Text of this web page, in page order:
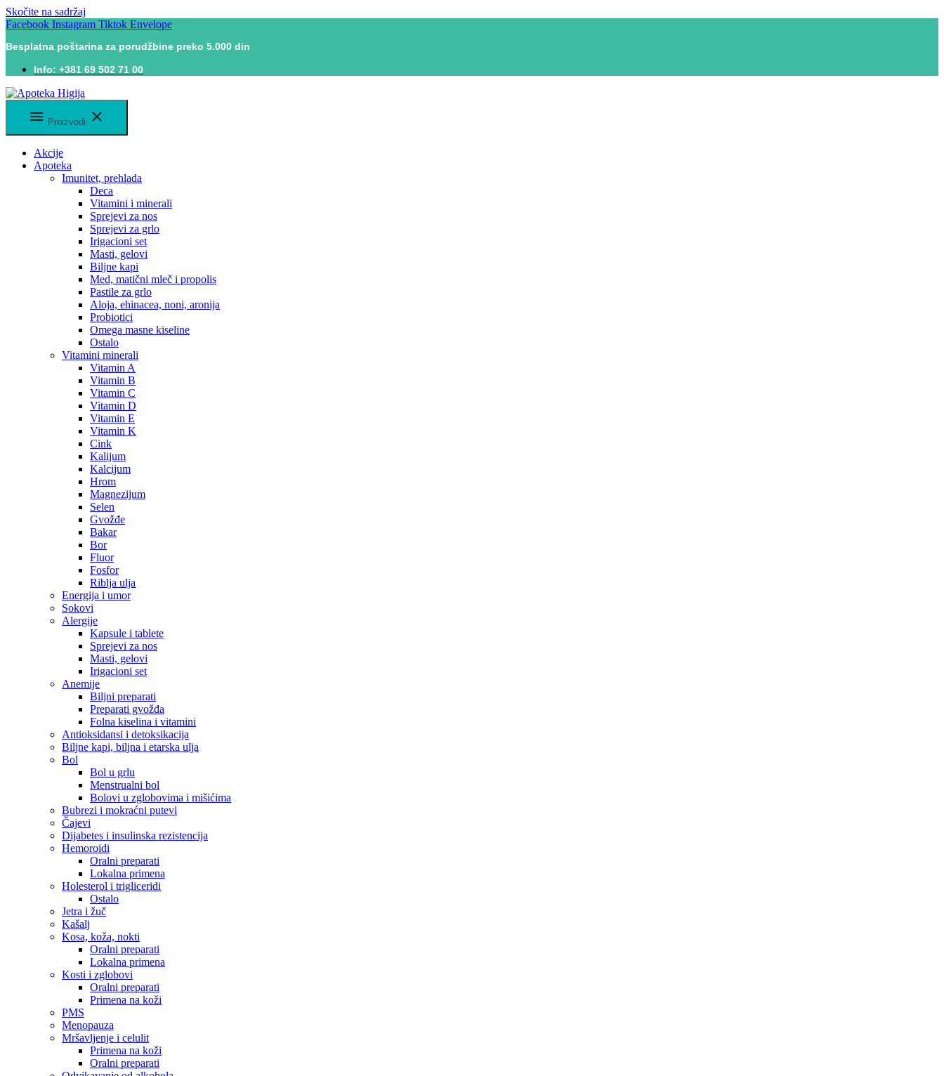
Skočite na sadržaj
Facebook Instagram Tiktok Envelope
Besplatna poštarina za porudžbine preko 5.000 din
Info: +381 69 502 71 00
Proizvodi
Akcije
Apoteka
Imunitet, prehlada
Deca
Vitamini i minerali
Sprejevi za nos
Sprejevi za grlo
Irigacioni set
Masti, gelovi
Biljne kapi
Med, matični mleč i propolis
Pastile za grlo
Aloja, ehinacea, noni, aronija
Probiotici
Omega masne kiseline
Ostalo
Vitamini minerali
Vitamin A
Vitamin B
Vitamin C
Vitamin D
Vitamin E
Vitamin K
Cink
Kalijum
Kalcijum
Hrom
Magnezijum
Selen
Gvožđe
Bakar
Bor
Fluor
Fosfor
Riblja ulja
Energija i umor
Sokovi
Alergije
Kapsule i tablete
Sprejevi za nos
Masti, gelovi
Irigacioni set
Anemije
Biljni preparati
Preparati gvožđa
Folna kiselina i vitamini
Antioksidansi i detoksikacija
Biljne kapi, biljna i etarska ulja
Bol
Bol u grlu
Menstrualni bol
Bolovi u zglobovima i mišićima
Bubrezi i mokraćni putevi
Čajevi
Dijabetes i insulinska rezistencija
Hemoroidi
Oralni preparati
Lokalna primena
Holesterol i trigliceridi
Ostalo
Jetra i žuč
Kašalj
Kosa, koža, nokti
Oralni preparati
Lokalna primena
Kosti i zglobovi
Oralni preparati
Primena na koži
PMS
Menopauza
Mršavljenje i celulit
Primena na koži
Oralni preparati